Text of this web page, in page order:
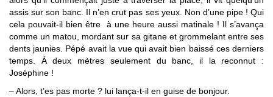
assis sur son banc. Il n’en crut pas ses yeux. Non d’une pipe ! Qui
cela pouvait-il bien être à une heure aussi matinale ! Il s’avança
comme un matou, mordant sur sa gitane et grommelant entre ses
dents jaunies. Pépé avait la vue qui avait bien baissé ces derniers
temps. À deux mètres seulement du banc, il la reconnut :
Joséphine !
– Alors, t’es pas morte ? lui lança-t-il en guise de bonjour.